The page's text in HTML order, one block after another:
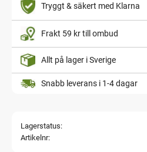
Tryggt & säkert med Klarna
Frakt 59 kr till ombud
Allt på lager i Sverige
Snabb leverans i 1-4 dagar
Lagerstatus
Artikelnr